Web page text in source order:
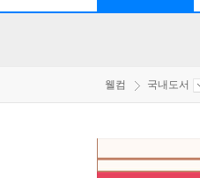
웰컴 국내도서